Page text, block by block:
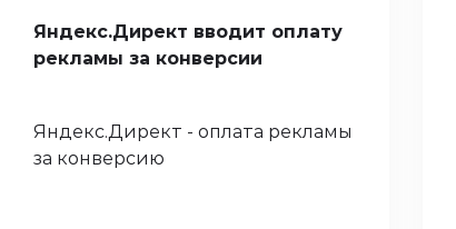
Яндекс.Директ вводит оплату
рекламы за конверсии
Яндекс.Директ - оплата рекламы
за конверсию